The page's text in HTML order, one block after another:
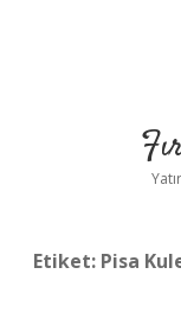
Etiket: Pisa